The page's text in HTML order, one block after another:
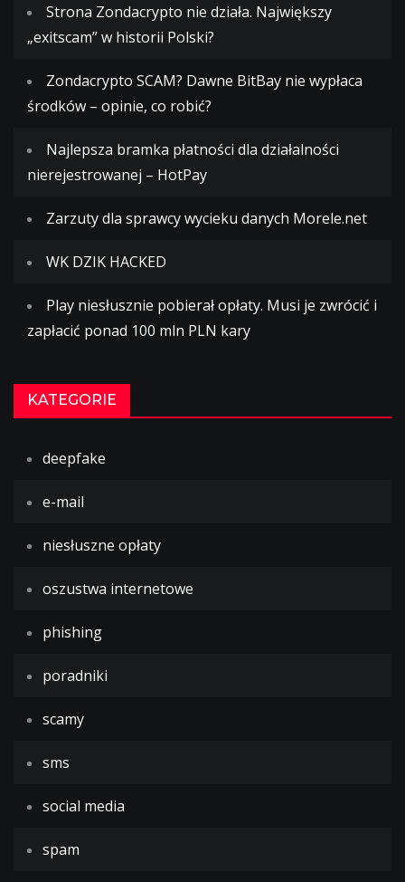
Strona Zondacrypto nie działa. Największy
„exitscam” w historii Polski?
Zondacrypto SCAM? Dawne BitBay nie wypłaca
środków – opinie, co robić?
Najlepsza bramka płatności dla działalności
nierejestrowanej – HotPay
Zarzuty dla sprawcy wycieku danych Morele.net
WK DZIK HACKED
Play niesłusznie pobierał opłaty. Musi je zwrócić i
zapłacić ponad 100 mln PLN kary
KATEGORIE
deepfake
e-mail
niesłuszne opłaty
oszustwa internetowe
phishing
poradniki
scamy
sms
social media
spam